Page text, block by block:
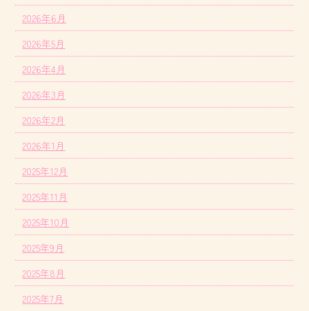
2026年6月
2026年5月
2026年4月
2026年3月
2026年2月
2026年1月
2025年12月
2025年11月
2025年10月
2025年9月
2025年8月
2025年7月